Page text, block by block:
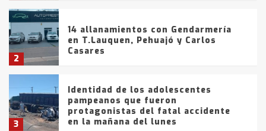
2
14 allanamientos con Gendarmería
en T.Lauquen, Pehuajó y Carlos
Casares
3
Identidad de los adolescentes
pampeanos que fueron
protagonistas del fatal accidente
en la mañana del lunes